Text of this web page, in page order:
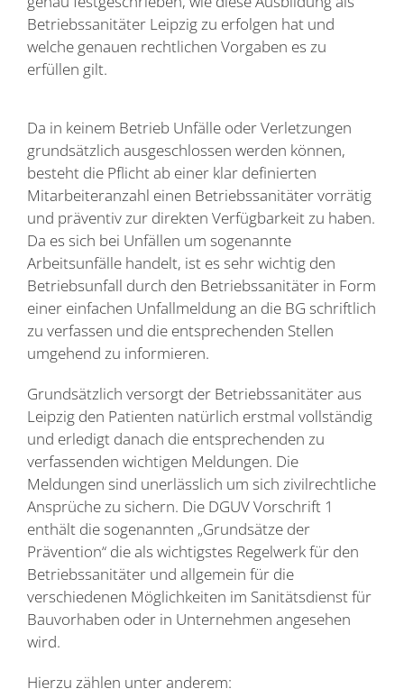
Betriebssanitäter Leipzig zu erfolgen hat und
welche genauen rechtlichen Vorgaben es zu
erfüllen gilt.
Da in keinem Betrieb Unfälle oder Verletzungen
grundsätzlich ausgeschlossen werden können,
besteht die Pflicht ab einer klar definierten
Mitarbeiteranzahl einen Betriebssanitäter vorrätig
und präventiv zur direkten Verfügbarkeit zu haben.
Da es sich bei Unfällen um sogenannte
Arbeitsunfälle handelt, ist es sehr wichtig den
Betriebsunfall durch den Betriebssanitäter in Form
einer einfachen Unfallmeldung an die BG schriftlich
zu verfassen und die entsprechenden Stellen
umgehend zu informieren.
Grundsätzlich versorgt der Betriebssanitäter aus
Leipzig den Patienten natürlich erstmal vollständig
und erledigt danach die entsprechenden zu
verfassenden wichtigen Meldungen. Die
Meldungen sind unerlässlich um sich zivilrechtliche
Ansprüche zu sichern. Die DGUV Vorschrift 1
enthält die sogenannten „Grundsätze der
Prävention“ die als wichtigstes Regelwerk für den
Betriebssanitäter und allgemein für die
verschiedenen Möglichkeiten im Sanitätsdienst für
Bauvorhaben oder in Unternehmen angesehen
wird.
Hierzu zählen unter anderem: